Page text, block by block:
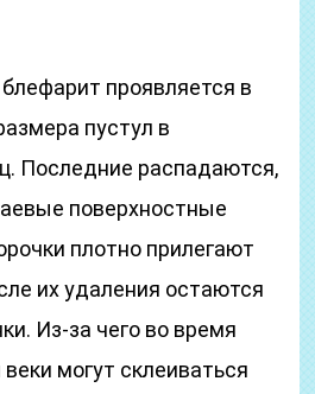
проявляется в
пустул в
Последние распадаются,
поверхностные
плотно прилегают
их удаления остаются
Из-за чего во время
могут склеиваться